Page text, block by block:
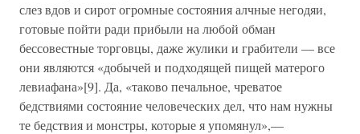
слез вдов и сирот огромные состояния алчные негодяи,
готовые пойти ради прибыли на любой обман
бессовестные торговцы, даже жулики и грабители — все
они являются «добычей и подходящей пищей матерого
левиафана»[9]. Да, «таково печальное, чреватое
бедствиями состояние человеческих дел, что нам нужны
те бедствия и монстры, которые я упомянул»,—